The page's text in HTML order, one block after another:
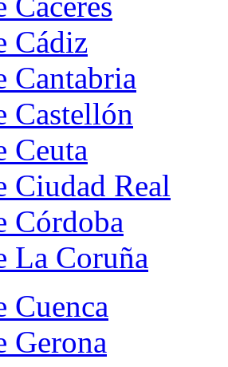
Cádiz
Cantabria
Castellón
Ceuta
Ciudad Real
Córdoba
La Coruña
Cuenca
Gerona